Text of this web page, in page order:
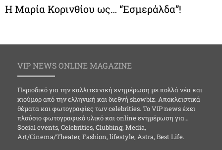
Η Μαρία Κορινθίου ως… “Εσμεράλδα”!
VIP NEWS ONLINE MAGAZINE
Περιοδικό για την καλλιτεχνική ενημέρωση με πολλά νέα και
χιούμορ από την ελληνική και διεθνή showbiz. Αποκλειστικά
θέματα και φωτογραφίες των celebrities. Το VIP news έχει
πλούσιο φωτογραφικό υλικό και online ενημέρωση για…
Social events, Celebrities, Clubbing, Media,
Art/Cinema/Theater, Fashion, lifestyle, Astra, Best Life.